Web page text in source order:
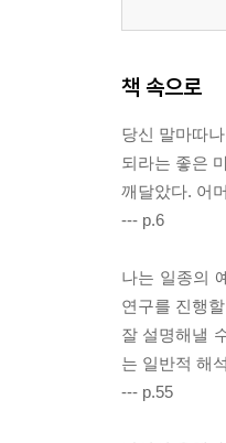
책 속으로
당신 말마따
되라는 좋은
깨달았다. 어
--- p.6
나는 일종의
연구를 진행
잘 설명해낼
는 일반적 해
--- p.55